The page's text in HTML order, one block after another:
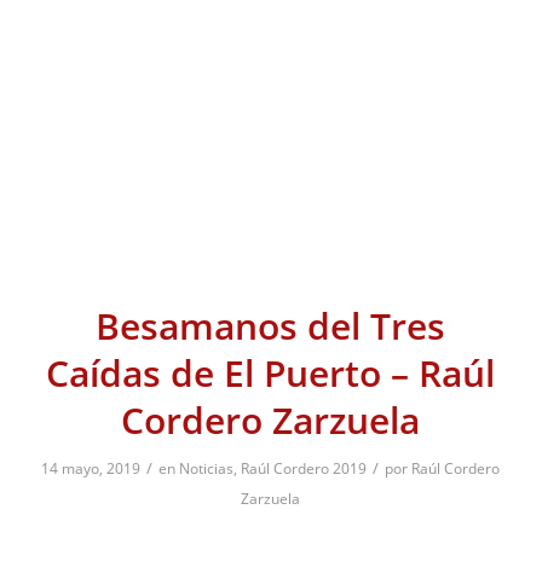
Besamanos del Tres
Caídas de El Puerto – Raúl
Cordero Zarzuela
14 mayo, 2019 / en Noticias, Raúl Cordero 2019 / por Raúl Cordero
Zarzuela